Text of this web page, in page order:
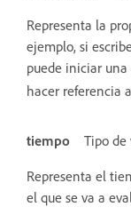
Representa la
ejemplo, si
puede iniciar
hacer referencia
tiempo
Tipo de
Representa el
el que se va a